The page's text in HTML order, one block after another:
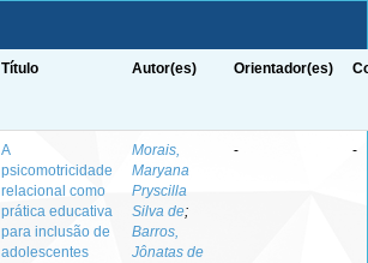
Título Autor(es) Orientador(es)
A
psicomotricidade
relacional como
prática educativa
para inclusão de
adolescentes
Morais,
Maryana
Pryscilla
Silva de;
Barros,
Jônatas de
- -